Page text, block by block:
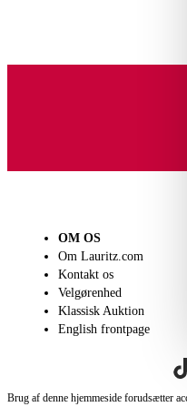
OM OS
Om Lauritz.com
Kontakt os
Velgørenhed
Klassisk Auktion
English frontpage
Brug af denne hjemmeside forudsætter